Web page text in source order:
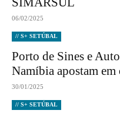
06/02/2025
// S+ SETÚBAL
Porto de Sines e
Namíbia apostam em
30/01/2025
// S+ SETÚBAL